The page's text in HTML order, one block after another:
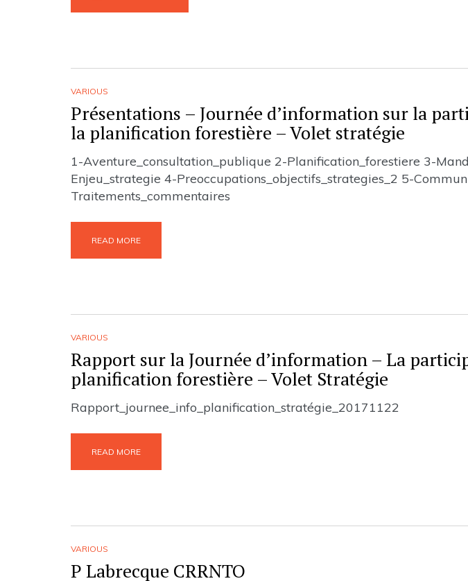
VARIOUS
Présentations – Journée d’information sur la
la planification forestière – Volet stratégie
1-Aventure_consultation_publique 2-Planification_forestiere 3-
Enjeu_strategie 4-Preoccupations_objectifs_strategies_2 5-
Traitements_commentaires
READ MORE
VARIOUS
Rapport sur la Journée d’information – La
planification forestière – Volet Stratégie
Rapport_journee_info_planification_stratégie_20171122
READ MORE
VARIOUS
P Labrecque CRRNTO